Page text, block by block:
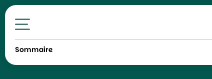
Toutes nos formations
Sommaire